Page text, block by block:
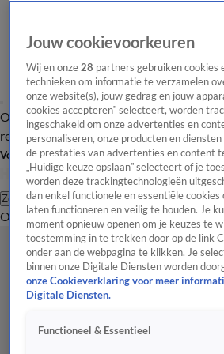
Overzicht Laatste nieuws Regionieuws Het
redactie
Volg Hart van Nederland
Zoeken
OverzichtRegioUitzendingenWeerTip
Jouw cookievoorkeuren
Wij en onze28 partners gebruiken cookies
technieken om informatie te verzamelen
onze website(s), jouw gedrag en jouw
cookies accepteren” selecteert, worden
ingeschakeld om onze advertenties en
personaliseren, onze producten en
de prestaties van advertenties en content
„Huidige keuze opslaan” selecteert of je
worden deze trackingtechnologieën
dan enkel functionele en essentiële
laten functioneren en veilig te houden. Je
moment opnieuw openen om je keuzes te
toestemming in te trekken door op de link
onder aan de webpagina te klikken. Je
binnen onze Digitale Diensten worden
onze Cookieverklaring voor meer
Digitale Diensten.
Functioneel & Essentieel